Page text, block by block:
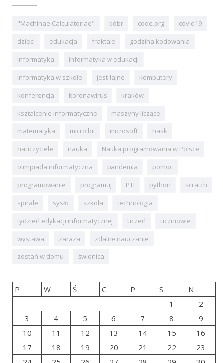
"Machinae Calculatoriae" bóbr code.org
covid19
dzieci
edukacja fraktale
godzina kodowania
informatyka
informatyka w edukacji
informatyka w szkole
jest fajne
komputery
konferencja
koronawirus
kraków
kształcenie informatyczne
maszyny liczące
matematyka
micro:bit microsoft
nask
nauczyciele
nauka
Nauka programowania w Polsce
olimpiada informatyczna
pandemia
pomoc
programowanie
programuj PTI python
scratch
spirale
sysło szkoła
technologia
tydzień edykacji informatycznej
uczeń
uczniowie
wystawa
zaraza
zdalne nauczanie
zostań w domu
świdnica
P W Ś C P S
N
1
2
3
4 5 6 7 8
9
10
11 12 13 14 15
16
17
18 19 20 21 22
23